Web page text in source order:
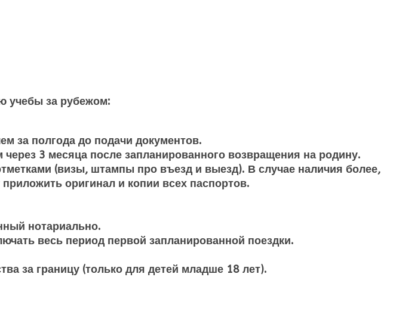
учебы за рубежом:
за полгода до подачи документов.
3 месяца после запланированного возвращения на родину.
(визы, штампы про въезд и выезд). В случае наличия более,
оригинал и копии всех паспортов.
нотариально.
весь период первой запланированной поездки.
за границу (только для детей младше 18 лет).